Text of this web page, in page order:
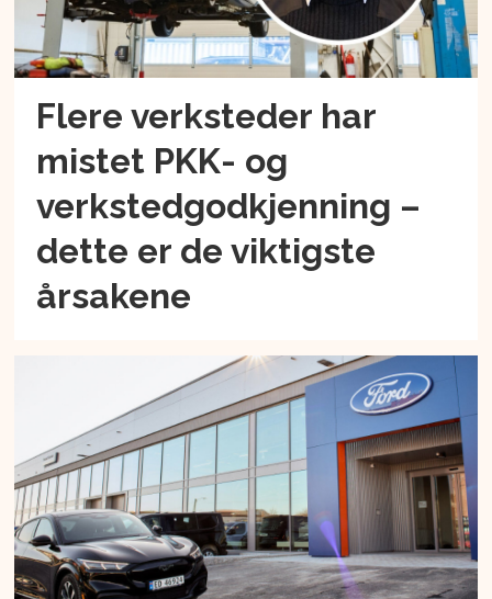
Flere verksteder har
mistet PKK- og
verkstedgodkjenning –
dette er de viktigste
årsakene